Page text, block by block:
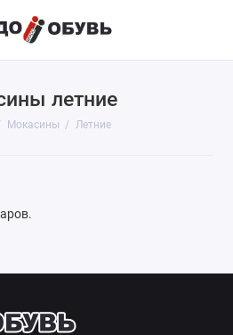
летние
Мокасины Летние